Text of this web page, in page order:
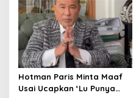
pada 2027
Hotman Paris Minta Maaf
Usai Ucapkan ‘Lu Punya